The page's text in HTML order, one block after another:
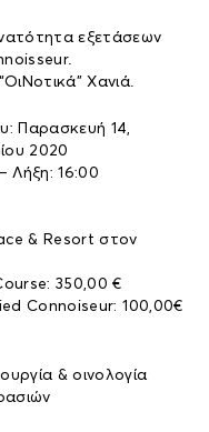
εξετάσεων
Χανιά.
Παρασκευή 14,
2020
Λήξη: 16:00
& Resort στον
350,00 €
Connoiseur: 100,00€
& οινολογία